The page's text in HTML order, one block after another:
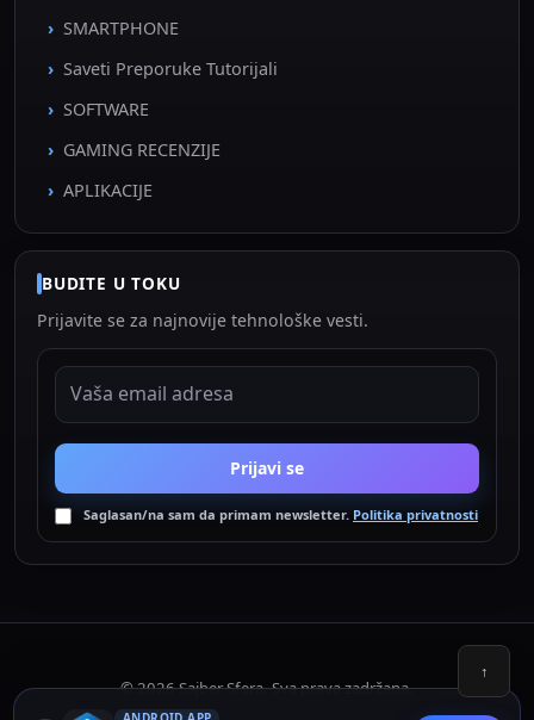
SMARTPHONE
Saveti Preporuke Tutorijali
SOFTWARE
GAMING RECENZIJE
APLIKACIJE
BUDITE U TOKU
Prijavite se za najnovije tehnološke vesti.
EMAIL ADRESA
Prijavi se
Saglasan/na sam da primam newsletter. Politika privatnosti
© 2026 Sajber Sfera. Sva prava zadržana.
↑